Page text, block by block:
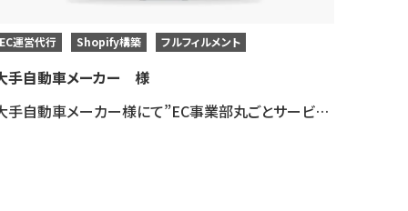
手自動車メーカー 様
EC運営代行 Shopify構築 フルフィルメント
大手自動車メーカー様にて”EC事業部丸ごとサービス”を導入いただき、ECサイト（shopify）制作・運営支援・物流代行・催事出展代行を一貫して対応させていただきました。